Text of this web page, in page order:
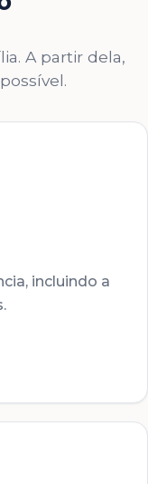
A partir dela,
incluindo a